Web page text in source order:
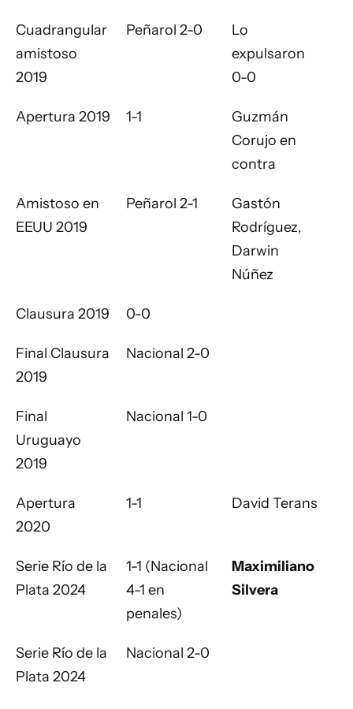
Cuadrangular
amistoso
2019
Peñarol 2-0
Lo
expulsaron
0-0
Apertura 2019 1-1
Guzmán
Corujo en
contra
Amistoso en
EEUU 2019
Peñarol 2-1
Gastón
Rodríguez,
Darwin
Núñez
Clausura 2019 0-0
Final Clausura
2019
Nacional 2-0
Final
Uruguayo
2019
Nacional 1-0
Apertura
2020
1-1 David Terans
Serie Río de la
Plata 2024
1-1 (Nacional
4-1 en
penales)
Maximiliano
Silvera
Serie Río de la
Plata 2024
Nacional 2-0